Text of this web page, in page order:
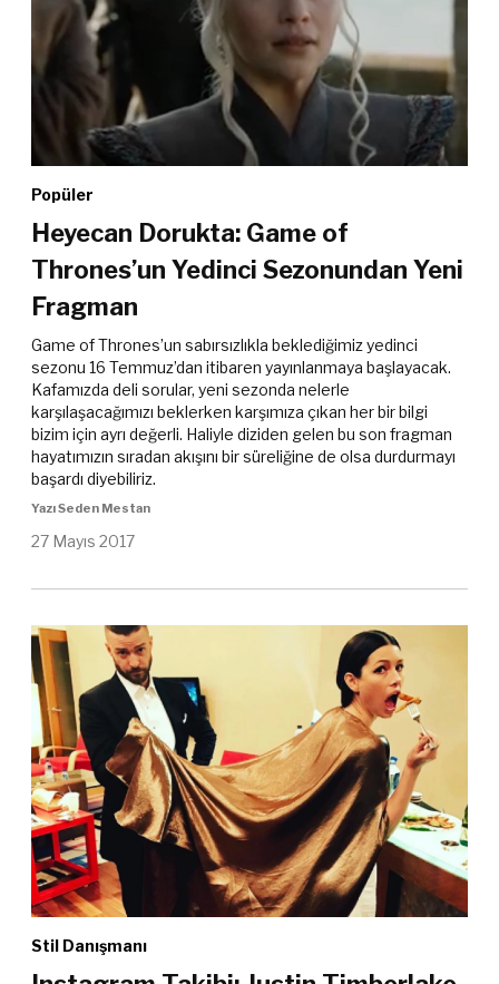
Popüler
Heyecan Dorukta: Game of
Thrones’un Yedinci Sezonundan Yeni
Fragman
Game of Thrones’un sabırsızlıkla beklediğimiz yedinci
sezonu 16 Temmuz’dan itibaren yayınlanmaya başlayacak.
Kafamızda deli sorular, yeni sezonda nelerle
karşılaşacağımızı beklerken karşımıza çıkan her bir bilgi
bizim için ayrı değerli. Haliyle diziden gelen bu son fragman
hayatımızın sıradan akışını bir süreliğine de olsa durdurmayı
başardı diyebiliriz.
Yazı Seden Mestan
27 Mayıs 2017
Stil Danışmanı